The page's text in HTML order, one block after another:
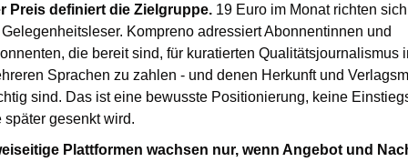
Preis definiert die Zielgruppe. 19 Euro im Monat richten
Kompreno adressiert Abonnentinnen und
die bereit sind, für kuratierten Qualitätsjournalismus
Sprachen zu zahlen - und denen Herkunft und
sind. Das ist eine bewusste Positionierung, keine
später gesenkt wird.
Plattformen wachsen nur, wenn Angebot und